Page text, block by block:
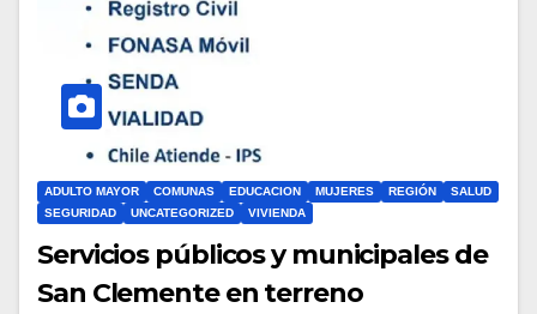
ADULTO MAYOR COMUNAS EDUCACION MUJERES REGIÓN
SALUD
SEGURIDAD
UNCATEGORIZED VIVIENDA
Servicios públicos y municipales de
San Clemente en terreno